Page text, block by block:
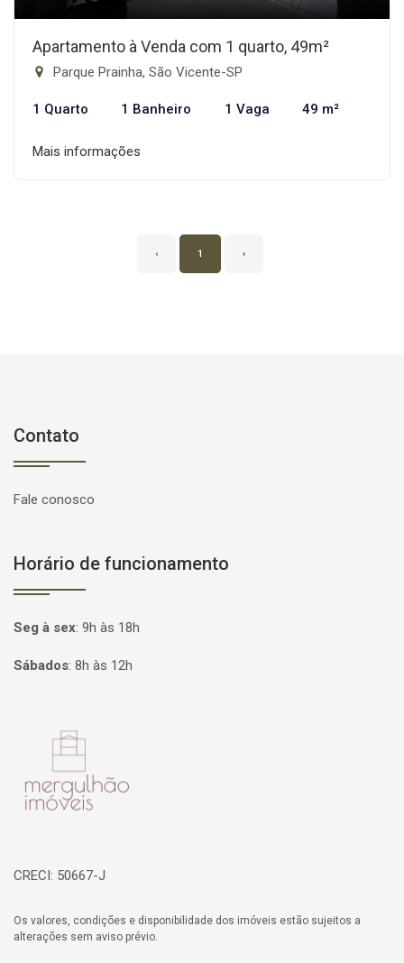
Apartamento à Venda com 1 quarto, 49m²
Parque Prainha, São Vicente-SP
1 Quarto 1 Banheiro 1 Vaga 49 m²
Mais informações
‹ 1 ›
Contato
Fale conosco
Horário de funcionamento
Seg à sex: 9h às 18h
Sábados: 8h às 12h
CRECI: 50667-J
Os valores, condições e disponibilidade dos imóveis estão sujeitos a
alterações sem aviso prévio.